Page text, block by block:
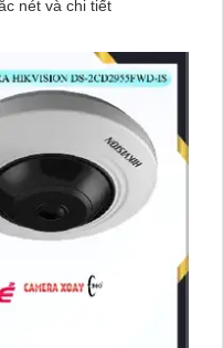
nét và chi tiết